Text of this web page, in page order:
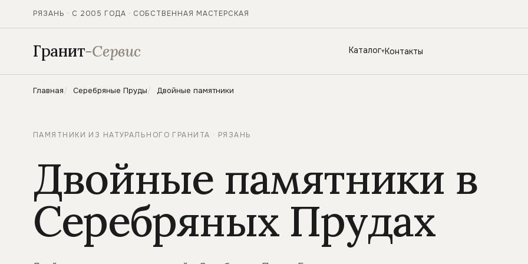
РЯЗАНЬ · С 2005 ГОДА · СОБСТВЕННАЯ МАСТЕРСКАЯ
Гранит-Сервис Каталог Контакты
Главная Серебряные Пруды Двойные памятники
ПАМЯТНИКИ ИЗ НАТУРАЛЬНОГО ГРАНИТА · РЯЗАНЬ
Двойные памятники в
Серебряных Прудах